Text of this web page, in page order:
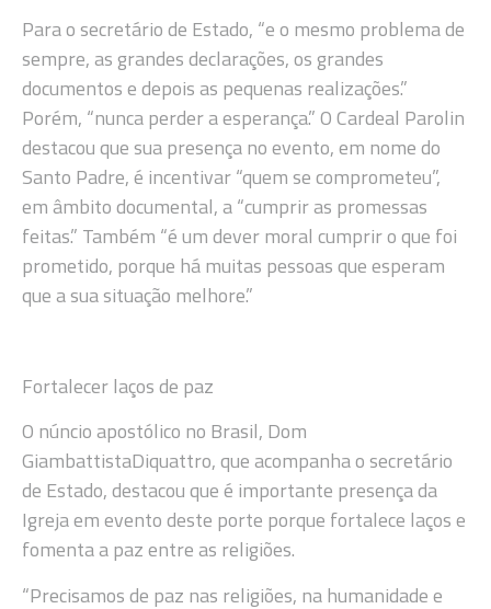
Para o secretário de Estado, “e o mesmo problema de
sempre, as grandes declarações, os grandes
documentos e depois as pequenas realizações.”
Porém, “nunca perder a esperança.” O Cardeal Parolin
destacou que sua presença no evento, em nome do
Santo Padre, é incentivar “quem se comprometeu”,
em âmbito documental, a “cumprir as promessas
feitas.” Também “é um dever moral cumprir o que foi
prometido, porque há muitas pessoas que esperam
que a sua situação melhore.”
Fortalecer laços de paz
O núncio apostólico no Brasil, Dom
GiambattistaDiquattro, que acompanha o secretário
de Estado, destacou que é importante presença da
Igreja em evento deste porte porque fortalece laços e
fomenta a paz entre as religiões.
“Precisamos de paz nas religiões, na humanidade e